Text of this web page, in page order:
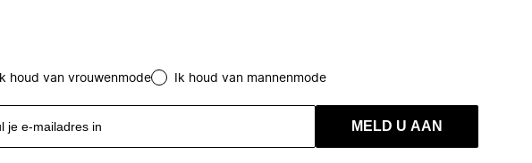
Ik houd van vrouwenmode Ik houd van mannenmode
MELD U AAN